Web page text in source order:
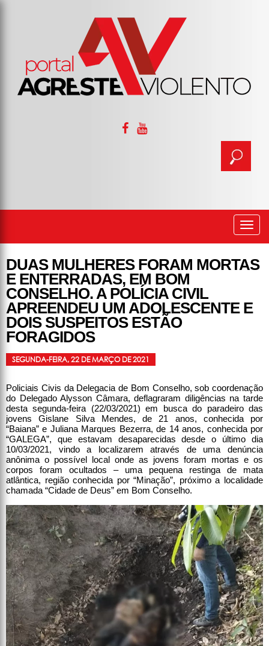
DUAS MULHERES FORAM MORTAS
E ENTERRADAS, EM BOM
CONSELHO. A POLÍCIA CIVIL
APREENDEU UM ADOLESCENTE E
DOIS SUSPEITOS ESTÃO
FORAGIDOS
SEGUNDA-FEIRA, 22 DE MARÇO DE 2021
Policiais Civis da Delegacia de Bom Conselho, sob coordenação
do Delegado Alysson Câmara, deflagraram diligências na tarde
desta segunda-feira (22/03/2021) em busca do paradeiro das
jovens Gislane Silva Mendes, de 21 anos, conhecida por
“Baiana” e Juliana Marques Bezerra, de 14 anos, conhecida por
“GALEGA”, que estavam desaparecidas desde o último dia
10/03/2021, vindo a localizarem através de uma denúncia
anônima o possível local onde as jovens foram mortas e os
corpos foram ocultados – uma pequena restinga de mata
atlântica, região conhecida por “Minação”, próximo a localidade
chamada “Cidade de Deus” em Bom Conselho.